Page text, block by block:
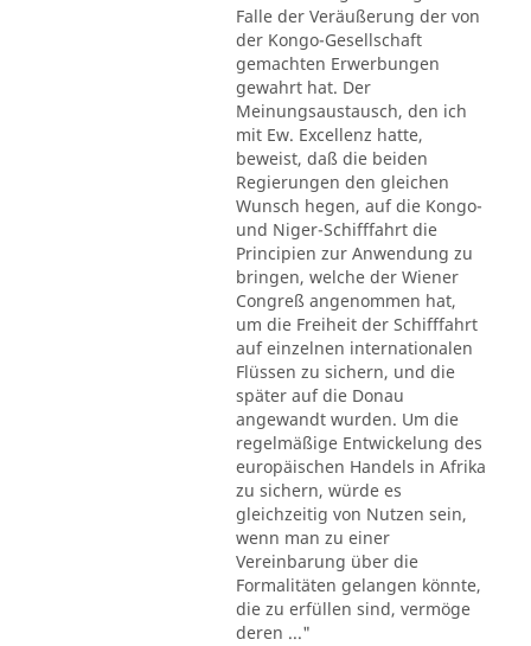
Falle der Veräußerung der von
der Kongo-Gesellschaft
gemachten Erwerbungen
gewahrt hat. Der
Meinungsaustausch, den ich
mit Ew. Excellenz hatte,
beweist, daß die beiden
Regierungen den gleichen
Wunsch hegen, auf die Kongo-
und Niger-Schifffahrt die
Principien zur Anwendung zu
bringen, welche der Wiener
Congreß angenommen hat,
um die Freiheit der Schifffahrt
auf einzelnen internationalen
Flüssen zu sichern, und die
später auf die Donau
angewandt wurden. Um die
regelmäßige Entwickelung des
europäischen Handels in Afrika
zu sichern, würde es
gleichzeitig von Nutzen sein,
wenn man zu einer
Vereinbarung über die
Formalitäten gelangen könnte,
die zu erfüllen sind, vermöge
deren ..."